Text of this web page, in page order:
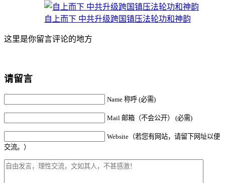
自上而下 中共升级跨国镇压法轮功和神韵
这里是你留言评论的地方
请留言
Name 称呼 (必需)
Mail 邮箱（不会公开） (必需)
Website（若您有网站，请留下网址以便
交流。）